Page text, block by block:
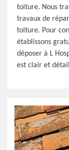
toiture. Nous
travaux de
toiture. Pour
établissons
déposer à L
est clair et